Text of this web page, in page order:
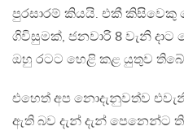
පුරසාරම් කියයි. එකී කිසිවෙකු
ගිවිසුමක්, ජනවාරි 8 වැනි දාට
ඔහු රටට හෙළි කළ යුතුව
එහෙත් අප නොදැනුවත්ව
ඇති බව දැන් දැන් පෙනෙන්ට